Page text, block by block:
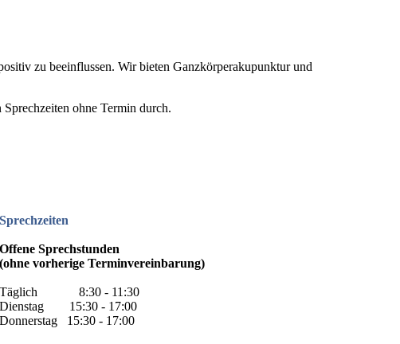
zu beeinflussen. Wir bieten Ganzkörperakupunktur und
ohne Termin durch.
Sprechzeiten
Offene Sprechstunden
(ohne vorherige Terminvereinbarung)
Täglich 8:30 - 11:30
Dienstag 15:30 - 17:00
Donnerstag 15:30 - 17:00